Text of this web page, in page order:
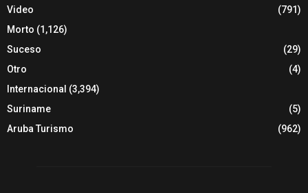
Video
(791)
Morto (1,126)
Suceso
(29)
Otro
(4)
Internacional (3,394)
Suriname
(5)
Aruba Turismo
(962)